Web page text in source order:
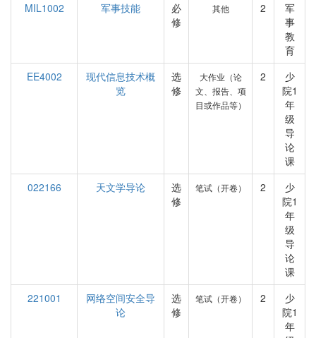
MIL1002
军事技能
必
修
其他 2
军
事
教
育
EE4002
现代信息技术概
览
选
修
大作业（论
文、报告、项
目或作品等）
2
少
院1
年
级
导
论
课
022166
天文学导论
选
修
笔试（开卷） 2
少
院1
年
级
导
论
课
221001
网络空间安全导
论
选
修
笔试（开卷） 2
少
院1
年